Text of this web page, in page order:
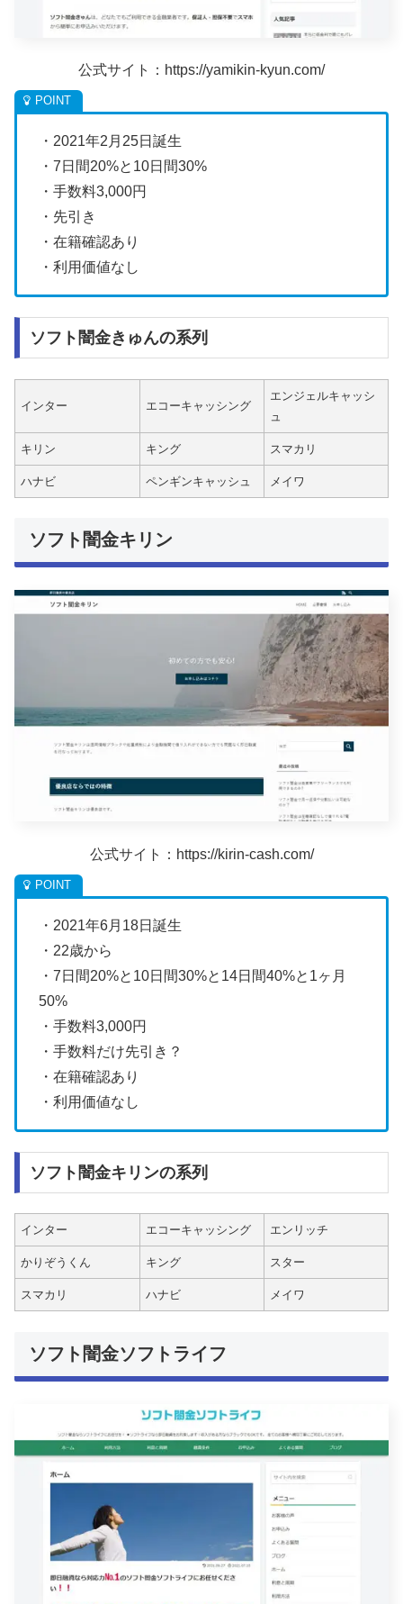
公式サイト：https://yamikin-kyun.com/
・2021年2月25日誕生
・7日間20%と10日間30%
・手数料3,000円
・先引き
・在籍確認あり
・利用価値なし
ソフト闇金きゅんの系列
インター エコーキャッシング
エンジェルキャッシ
ュ
キリン キング スマカリ
ハナビ ペンギンキャッシュ メイワ
ソフト闇金キリン
公式サイト：https://kirin-cash.com/
・2021年6月18日誕生
・22歳から
・7日間20%と10日間30%と14日間40%と1ヶ月
50%
・手数料3,000円
・手数料だけ先引き？
・在籍確認あり
・利用価値なし
ソフト闇金キリンの系列
インター エコーキャッシング エンリッチ
かりぞうくん キング スター
スマカリ ハナビ メイワ
ソフト闇金ソフトライフ